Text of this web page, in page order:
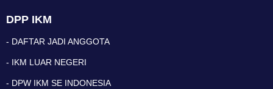
DPP IKM
- DAFTAR JADI ANGGOTA
- IKM LUAR NEGERI
- DPW IKM SE INDONESIA